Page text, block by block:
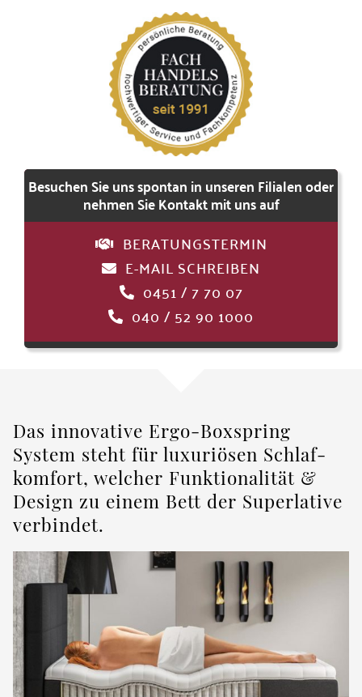
Besuchen Sie uns spontan in unseren Filialen oder
nehmen Sie Kontakt mit uns auf
BERATUNGSTERMIN
E-MAIL SCHREIBEN
0451 / 7 70 07
040 / 52 90 1000
Das innovative Ergo-Boxspring
System steht für luxuriösen Schlaf­
komfort, welcher Funktionalität &
Design zu einem Bett der Superlative
verbindet.